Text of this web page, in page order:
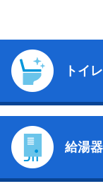
トイ
給湯器